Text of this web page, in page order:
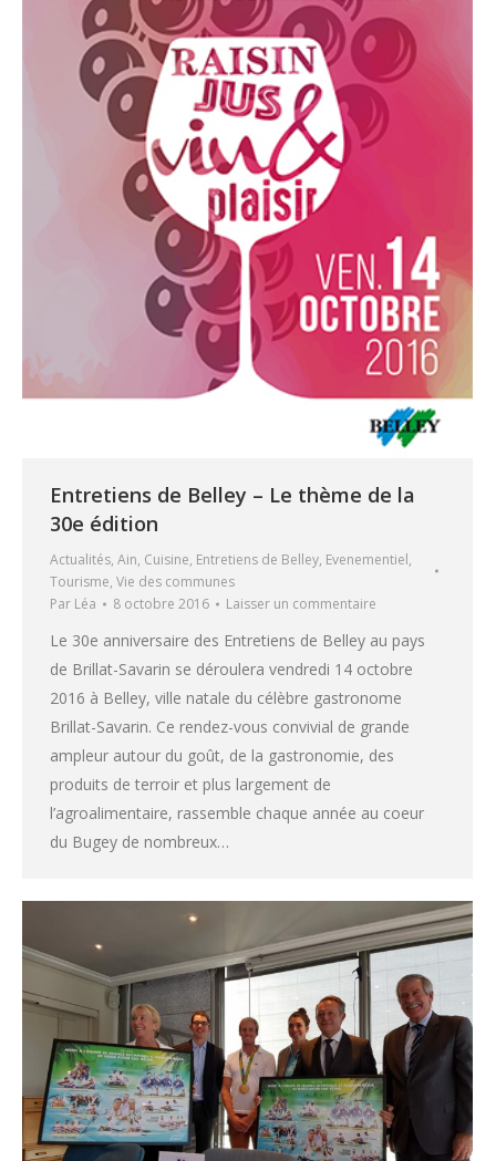
Entretiens de Belley – Le thème de la
30e édition
Actualités, Ain, Cuisine, Entretiens de Belley, Evenementiel,
Tourisme, Vie des communes
Par Léa 8 octobre 2016 Laisser un commentaire
Le 30e anniversaire des Entretiens de Belley au pays
de Brillat-Savarin se déroulera vendredi 14 octobre
2016 à Belley, ville natale du célèbre gastronome
Brillat-Savarin. Ce rendez-vous convivial de grande
ampleur autour du goût, de la gastronomie, des
produits de terroir et plus largement de
l’agroalimentaire, rassemble chaque année au coeur
du Bugey de nombreux…